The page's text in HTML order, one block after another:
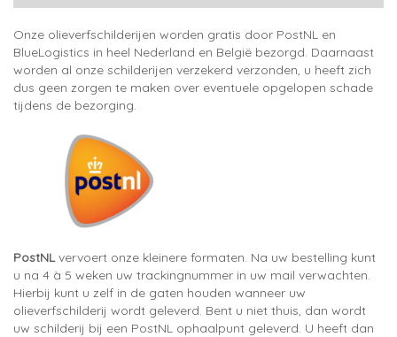
Onze olieverfschilderijen worden gratis door PostNL en
BlueLogistics in heel Nederland en België bezorgd. Daarnaast
worden al onze schilderijen verzekerd verzonden, u heeft zich
dus geen zorgen te maken over eventuele opgelopen schade
tijdens de bezorging.
PostNLvervoert onze kleinere formaten. Na uw bestelling kunt
u na 4 à 5 weken uw trackingnummer in uw mail verwachten.
Hierbij kunt u zelf in de gaten houden wanneer uw
olieverfschilderij wordt geleverd. Bent u niet thuis, dan wordt
uw schilderij bij een PostNL ophaalpunt geleverd. U heeft dan